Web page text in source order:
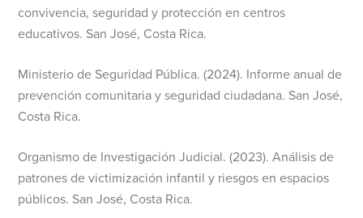
convivencia, seguridad y protección en centros
educativos. San José, Costa Rica.
Ministerio de Seguridad Pública. (2024). Informe anual de
prevención comunitaria y seguridad ciudadana. San José,
Costa Rica.
Organismo de Investigación Judicial. (2023). Análisis de
patrones de victimización infantil y riesgos en espacios
públicos. San José, Costa Rica.